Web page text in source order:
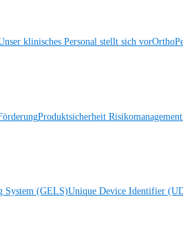
klinisches Personal stellt sich vor
Produktsicherheit
System (GELS)Unique Device Identifier